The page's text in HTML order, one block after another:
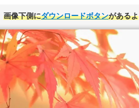
画像下側にダウンロードボタンがあるよ